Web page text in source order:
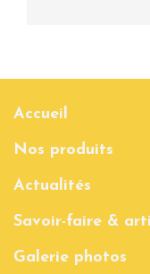
Accueil
Nos produits
Actualités
Savoir-faire &
Galerie photos